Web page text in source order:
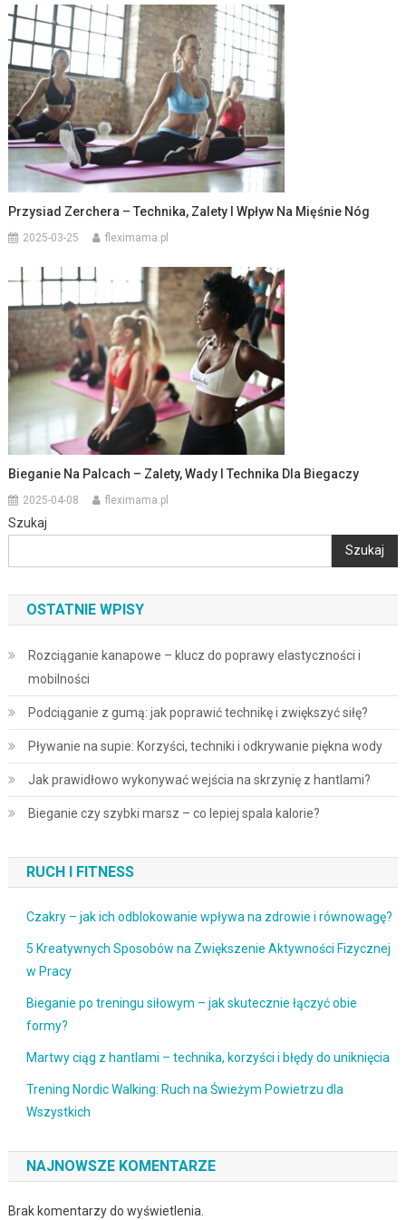
Przysiad Zerchera – Technika, Zalety I Wpływ Na Mięśnie Nóg
2025-03-25 fleximama.pl
Bieganie Na Palcach – Zalety, Wady I Technika Dla Biegaczy
2025-04-08 fleximama.pl
Szukaj
Szukaj
OSTATNIE WPISY
Rozciąganie kanapowe – klucz do poprawy elastyczności i
mobilności
Podciąganie z gumą: jak poprawić technikę i zwiększyć siłę?
Pływanie na supie: Korzyści, techniki i odkrywanie piękna wody
Jak prawidłowo wykonywać wejścia na skrzynię z hantlami?
Bieganie czy szybki marsz – co lepiej spala kalorie?
RUCH I FITNESS
Czakry – jak ich odblokowanie wpływa na zdrowie i równowagę?
5 Kreatywnych Sposobów na Zwiększenie Aktywności Fizycznej
w Pracy
Bieganie po treningu siłowym – jak skutecznie łączyć obie
formy?
Martwy ciąg z hantlami – technika, korzyści i błędy do uniknięcia
Trening Nordic Walking: Ruch na Świeżym Powietrzu dla
Wszystkich
NAJNOWSZE KOMENTARZE
Brak komentarzy do wyświetlenia.